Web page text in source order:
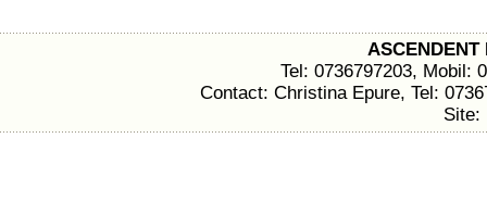
ASCENDENT
Tel: 0736797203, Mobil:
Contact: Christina Epure, Tel:
Site: